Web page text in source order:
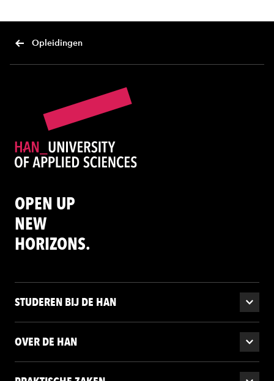
Opleidingen
OPEN UP
NEW
HORIZONS.
STUDEREN BIJ DE HAN
OVER DE HAN